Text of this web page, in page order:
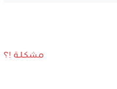
مشكلة !؟